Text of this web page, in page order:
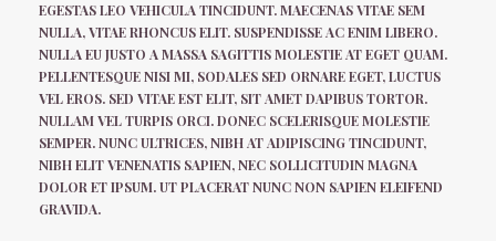
EGESTAS LEO VEHICULA TINCIDUNT. MAECENAS VITAE SEM
NULLA, VITAE RHONCUS ELIT. SUSPENDISSE AC ENIM LIBERO.
NULLA EU JUSTO A MASSA SAGITTIS MOLESTIE AT EGET QUAM.
PELLENTESQUE NISI MI, SODALES SED ORNARE EGET, LUCTUS
VEL EROS. SED VITAE EST ELIT, SIT AMET DAPIBUS TORTOR.
NULLAM VEL TURPIS ORCI. DONEC SCELERISQUE MOLESTIE
SEMPER. NUNC ULTRICES, NIBH AT ADIPISCING TINCIDUNT,
NIBH ELIT VENENATIS SAPIEN, NEC SOLLICITUDIN MAGNA
DOLOR ET IPSUM. UT PLACERAT NUNC NON SAPIEN ELEIFEND
GRAVIDA.